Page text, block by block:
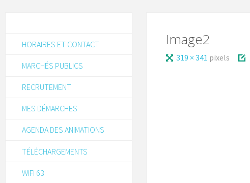
Image2
319 × 341 pixels
HORAIRES ET CONTACT
MARCHÉS PUBLICS
RECRUTEMENT
MES DÉMARCHES
AGENDA DES ANIMATIONS
TÉLÉCHARGEMENTS
WIFI 63